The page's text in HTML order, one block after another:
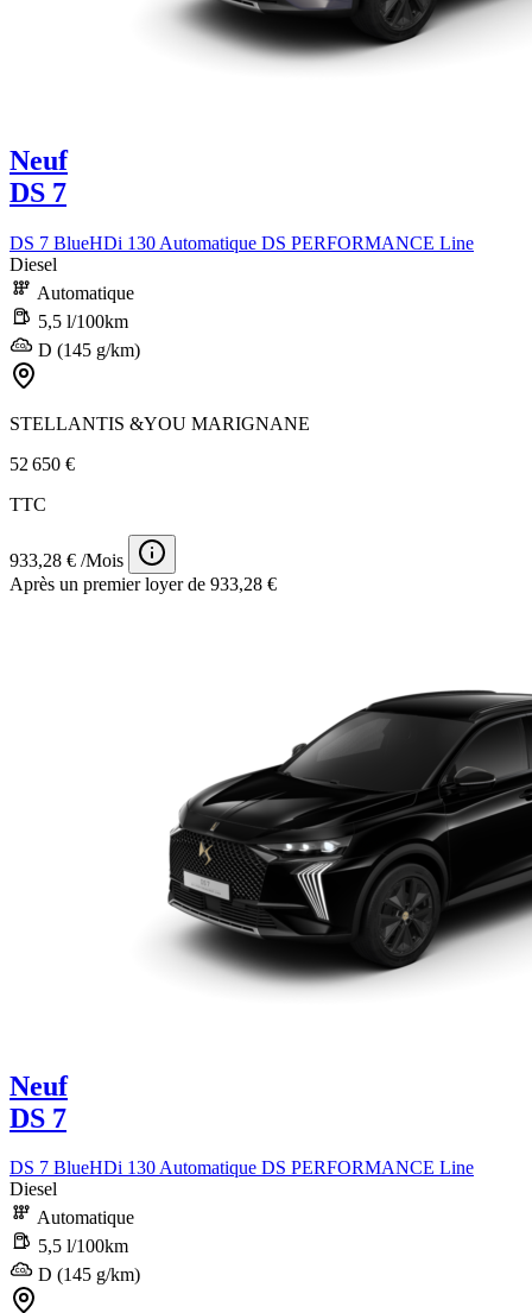
Neuf
DS 7
DS 7 BlueHDi 130 Automatique DS PERFORMANCE Line
Diesel
Automatique
5,5 l/100km
D (145 g/km)
STELLANTIS &YOU MARIGNANE
52 650 €
TTC
933,28 € /Mois
Après un premier loyer de 933,28 €
Neuf
DS 7
DS 7 BlueHDi 130 Automatique DS PERFORMANCE Line
Diesel
Automatique
5,5 l/100km
D (145 g/km)